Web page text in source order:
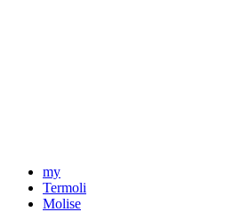
my
Termoli
Molise